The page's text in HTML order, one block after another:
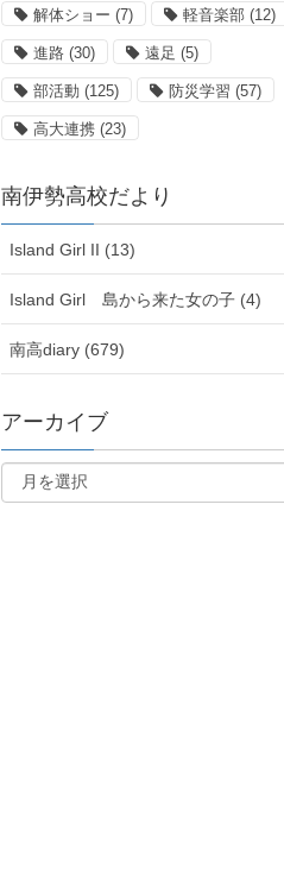
解体ショー (7) 軽音楽部(12)
進路(30) 遠足 (5)
部活動 (125) 防災学習 (57)
高大連携(23)
南伊勢高校だより
Island Girl II (13)
Island Girl 島から来た女の子 (4)
南高diary (679)
アーカイブ